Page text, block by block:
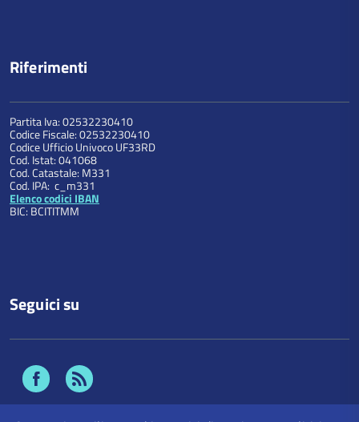
Riferimenti
Partita Iva: 02532230410
Codice Fiscale: 02532230410
Codice Ufficio Univoco UF33RD
Cod. Istat: 041068
Cod. Catastale: M331
Cod. IPA: c_m331
Elenco codici IBAN
BIC: BCITITMM
Seguici su
Facebook